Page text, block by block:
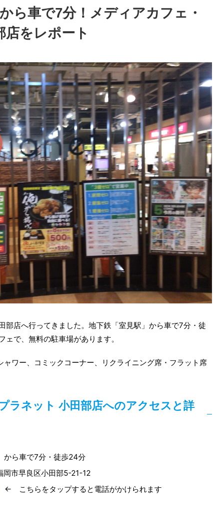
ら車で7分！メディアカフェ・
店をレポート
部店へ行ってきました。地下鉄「室見駅」から車で7分・徒
で、無料の駐車場があります。
ャワー、コミックコーナー、リクライニング席・フラット席
ラネット 小田部店へのアクセスと詳
から車で7分・徒歩24分
市早良区小田部5-21-12
← こちらをタップすると電話がかけられます